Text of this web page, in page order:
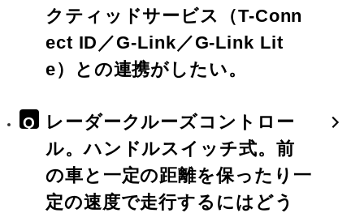
クティッドサービス（T-Conn
ect ID／G-Link／G-Link Lit
e）との連携がしたい。
Q
レーダークルーズコントロー
ル。ハンドルスイッチ式。前
の車と一定の距離を保ったり一
定の速度で走行するにはどう